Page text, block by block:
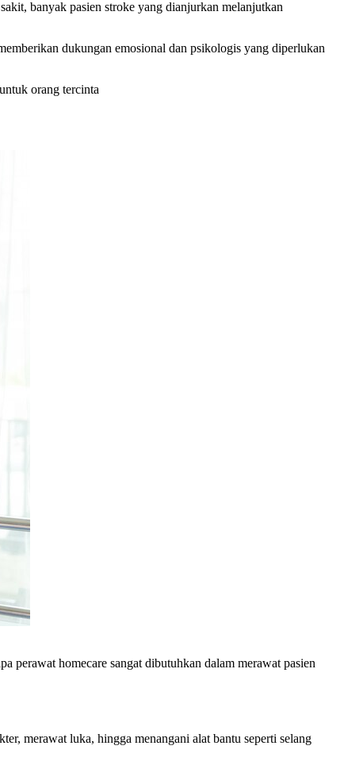
banyak pasien stroke yang dianjurkan melanjutkan
dukungan emosional dan psikologis yang diperlukan
orang tercinta
perawat homecare sangat dibutuhkan dalam merawat pasien
merawat luka, hingga menangani alat bantu seperti selang